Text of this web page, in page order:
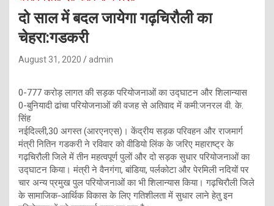
दो साल में बदल जायेगा गढ़चिरौली का
चेहरा:गडकरी
August 31, 2020 admin
0-777 करोड़ लागत की सड़क परियोजनाओं का उद्घाटन और शिलान्यास
0-बुनियादी ढांचा परियोजनाओं की वजह से अतिवाद में कमी:जनरल वी. के.
सिंह
नईदिल्ली,30 अगस्त (आरएनएस)। केंद्रीय सड़क परिवहन और राजमार्ग
मंत्री नितिन गडकरी ने रविवार को वीडियो लिंक के जरिए महाराष्ट्र के
गढ़चिरौली जिले में तीन महत्वपूर्ण पुलों और दो सड़क सुधार परियोजनाओं का
उद्घाटन किया। मंत्री ने वैनगंगा, बांडिया, पर्लकोटा और पेरमिली नदियों पर
चार अन्य प्रमुख पुल परियोजनाओं का भी शिलान्यास किया। गढ़चिरौली जिले
के सामाजिक-आर्थिक विकास के लिए गतिशीलता में सुधार लाने हेतु इन